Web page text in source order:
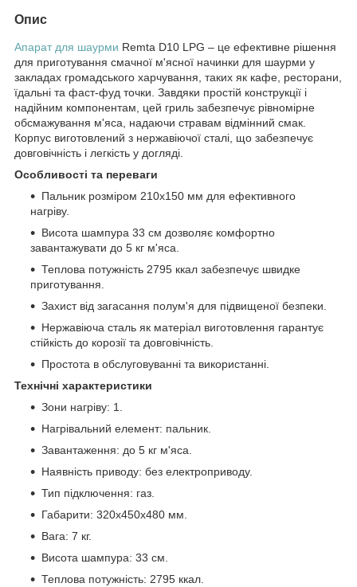
Опис
Апарат для шаурми Remta D10 LPG – це ефективне рішення
для приготування смачної м'ясної начинки для шаурми у
закладах громадського харчування, таких як кафе, ресторани,
їдальні та фаст-фуд точки. Завдяки простій конструкції і
надійним компонентам, цей гриль забезпечує рівномірне
обсмажування м'яса, надаючи стравам відмінний смак.
Корпус виготовлений з нержавіючої сталі, що забезпечує
довговічність і легкість у догляді.
Особливості та переваги
Пальник розміром 210х150 мм для ефективного
нагріву.
Висота шампура 33 см дозволяє комфортно
завантажувати до 5 кг м'яса.
Теплова потужність 2795 ккал забезпечує швидке
приготування.
Захист від загасання полум'я для підвищеної безпеки.
Нержавіюча сталь як матеріал виготовлення гарантує
стійкість до корозії та довговічність.
Простота в обслуговуванні та використанні.
Технічні характеристики
Зони нагріву: 1.
Нагрівальний елемент: пальник.
Завантаження: до 5 кг м'яса.
Наявність приводу: без електроприводу.
Тип підключення: газ.
Габарити: 320х450х480 мм.
Вага: 7 кг.
Висота шампура: 33 см.
Теплова потужність: 2795 ккал.